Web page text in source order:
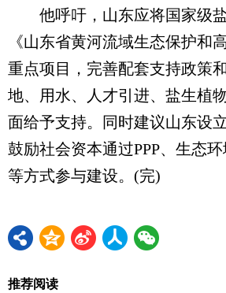
他呼吁，山东应将国家级盐
《山东省黄河流域生态保护和
重点项目，完善配套支持政策
地、用水、人才引进、盐生植
面给予支持。同时建议山东设
鼓励社会资本通过PPP、生态
等方式参与建设。(完)
推荐阅读